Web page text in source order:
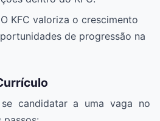
O KFC valoriza o crescimento
de progressão na
candidatar a uma vaga no